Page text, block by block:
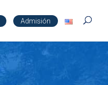
Admisión